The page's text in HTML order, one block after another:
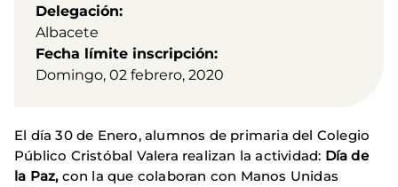
Delegación
Albacete
Fecha límite inscripción
Domingo, 02 febrero, 2020
El día 30 de Enero, alumnos de primaria del Colegio
Público Cristóbal Valera realizan la actividad: Día de
la Paz, con la que colaboran con Manos Unidas